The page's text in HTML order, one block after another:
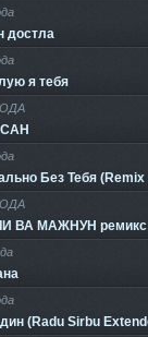
достла
я тебя
Без Тебя (Remix
ВА МАЖНУН ремикс
(Radu Sirbu